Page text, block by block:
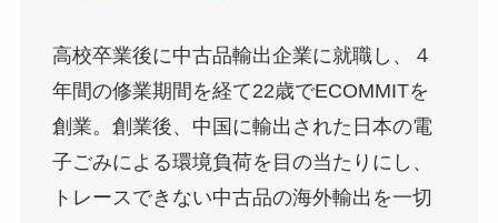
高校卒業後に中古品輸出企業に就職し、４
年間の修業期間を経て22歳でECOMMITを
創業。創業後、中国に輸出された日本の電
子ごみによる環境負荷を目の当たりにし、
トレースできない中古品の海外輸出を一切